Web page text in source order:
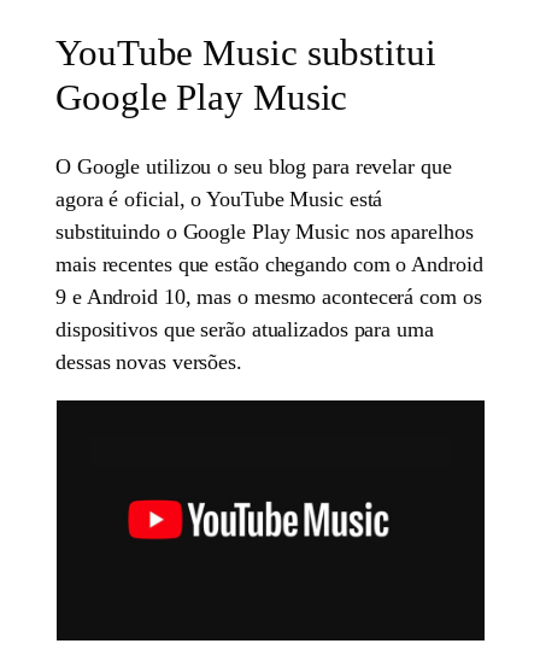
YouTube Music substitui
Google Play Music
O Google utilizou o seu blog para revelar que
agora é oficial, o YouTube Music está
substituindo o Google Play Music nos aparelhos
mais recentes que estão chegando com o Android
9 e Android 10, mas o mesmo acontecerá com os
dispositivos que serão atualizados para uma
dessas novas versões.